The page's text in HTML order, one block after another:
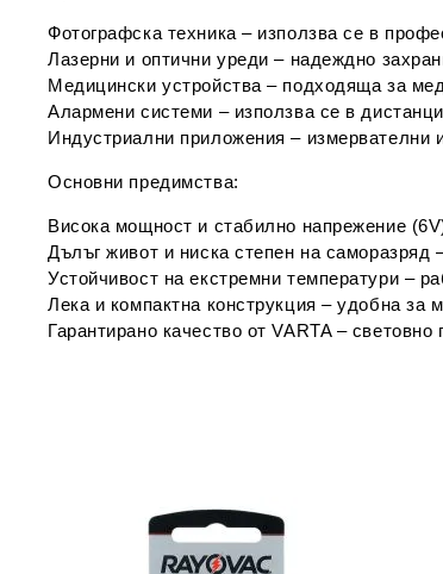
Фотографска техника – използва се в
Лазерни и оптични уреди – надеждно
Медицински устройства – подходяща за
Алармени системи – използва се в
Индустриални приложения – измервателни
Основни предимства:
Висока мощност и стабилно напрежение
Дълъг живот и ниска степен на саморазряд
Устойчивост на екстремни температури –
Лека и компактна конструкция – удобна за
Гарантирано качество от VARTA– световно